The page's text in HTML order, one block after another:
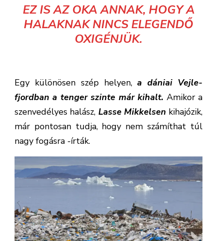
EZ IS AZ OKA ANNAK, HOGY A
HALAKNAK NINCS ELEGENDŐ
OXIGÉNJÜK.
Egy különösen szép helyen,a dániai Vejle-
fjordban a tenger szinte már kihalt. Amikor a
szenvedélyes halász, Lasse Mikkelsen kihajózik,
már pontosan tudja, hogy nem számíthat túl
nagy fogásra -írták.